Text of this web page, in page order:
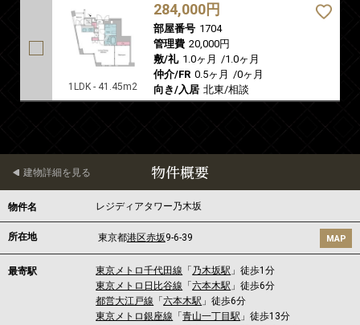
1LDK - 41.45m2
284,000円
部屋番号 1704
管理費 20,000円
敷/礼 1.0ヶ月 /1.0ヶ月
仲介/FR 0.5ヶ月 /0ヶ月
向き/入居 北東/相談
物件概要
建物詳細を見る
物件名 レジディアタワー乃木坂
所在地 東京都港区赤坂9-6-39 MAP
最寄駅 東京メトロ千代田線 「 乃木坂駅 」徒歩1分
東京メトロ日比谷線 「六本木駅 」徒歩6分
都営大江戸線 「六本木駅 」徒歩6分
東京メトロ銀座線 「青山一丁目駅 」徒歩13分